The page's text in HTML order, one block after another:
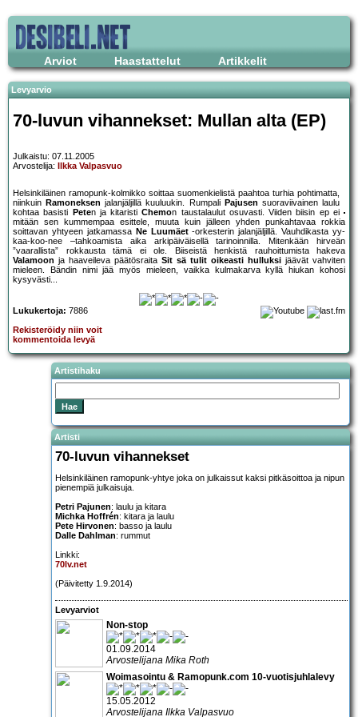
Arviot Haastattelut Artikkelit
Levyarvio
70-luvun vihannekset: Mullan alta (EP)
Julkaistu: 07.11.2005
Arvostelija:
Ilkka Valpasvuo
Helsinkiläinen ramopunk-kolmikko soittaa suomenkielistä paahtoa turhia pohtimatta,
niinkuin Ramoneksen jalanjäljillä kuuluukin. Rumpali Pajusen suoraviivainen laulu
kohtaa basisti
Peten ja kitaristiChemon taustalaulut osuvasti. Viiden biisin ep ei
mitään sen kummempaa esittele, muuta kuin jälleen yhden punkahtavaa rokkia
soittavan yhtyeen jatkamassa Ne Luumäet-orkesterin jalanjäljillä. Vauhdikasta yy-
kaa-koo-nee –tahkoamista aika arkipäiväisellä tarinoinnilla. Mitenkään hirveän
”vaarallista” rokkausta tämä ei ole. Biiseistä henkistä rauhoittumista hakeva
Valamoon ja haaveileva päätösraita Sit sä tulit oikeasti hulluksi jäävät vahviten
mieleen. Bändin nimi jää myös mieleen, vaikka kulmakarva kyllä hiukan kohosi
kysyvästi...
Lukukertoja: 7886
Rekisteröidy niin voit
kommentoida levyä
Artistihaku
Artisti
70-luvun vihannekset
Helsinkiläinen ramopunk-yhtye joka on julkaissut kaksi pitkäsoittoa ja nipun
pienempiä julkaisuja.
Petri Pajunen: laulu ja kitara
Michka Hoffrén: kitara ja laulu
Pete Hirvonen: basso ja laulu
Dalle Dahlman: rummut
Linkki:
70lv.net
(Päivitetty 1.9.2014)
Levyarviot
Non-stop
01.09.2014
Arvostelijana Mika Roth
Woimasointu & Ramopunk.com 10-vuotisjuhlalevy
15.05.2012
Arvostelijana Ilkka Valpasvuo